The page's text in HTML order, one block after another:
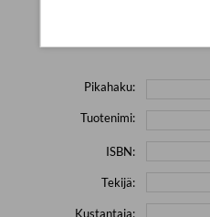
Yritä hakea pienemmällä
Pikahaku:
Tuotenimi:
ISBN:
Tekijä:
Kustantaja: